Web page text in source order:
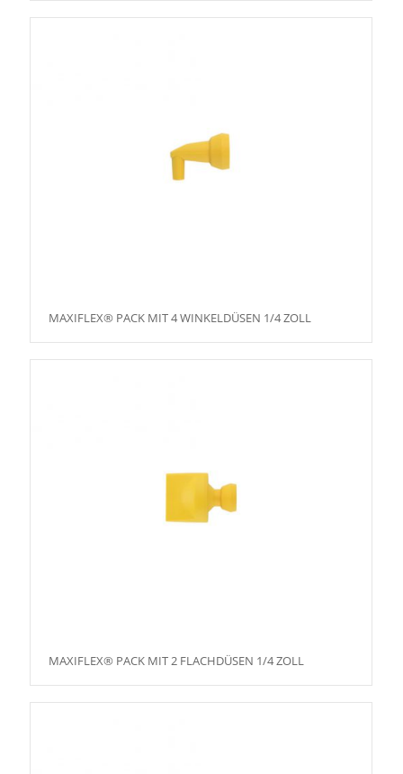
MAXIFLEX® PACK MIT 4 WINKELDÜSEN 1/4 ZOLL
MAXIFLEX® PACK MIT 2 FLACHDÜSEN 1/4 ZOLL